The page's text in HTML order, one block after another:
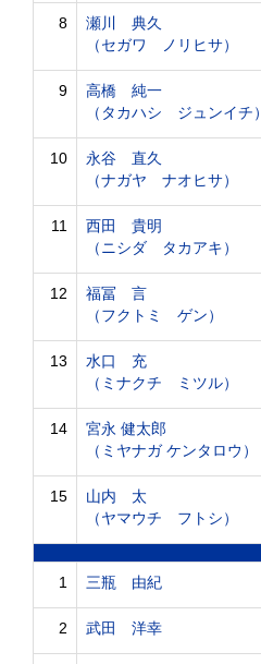
8
瀬川 典久
（セガワ ノリヒサ）
9
高橋 純一
（タカハシ ジュンイチ）
10
永谷 直久
（ナガヤ ナオヒサ）
11
西田 貴明
（ニシダ タカアキ）
12
福冨 言
（フクトミ ゲン）
13
水口 充
（ミナクチ ミツル）
14
宮永 健太郎
（ミヤナガ ケンタロウ）
15
山内 太
（ヤマウチ フトシ）
1 三瓶 由紀
2 武田 洋幸